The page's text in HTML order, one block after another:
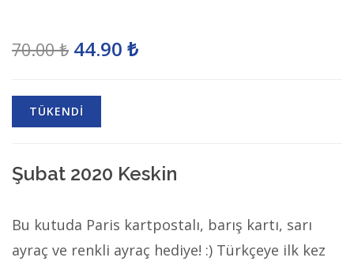
70.00 ₺ 44.90 ₺
TÜKENDİ
Şubat 2020 Keskin
Bu kutuda Paris kartpostalı, barış kartı, sarı
ayraç ve renkli ayraç hediye! :) Türkçeye ilk kez